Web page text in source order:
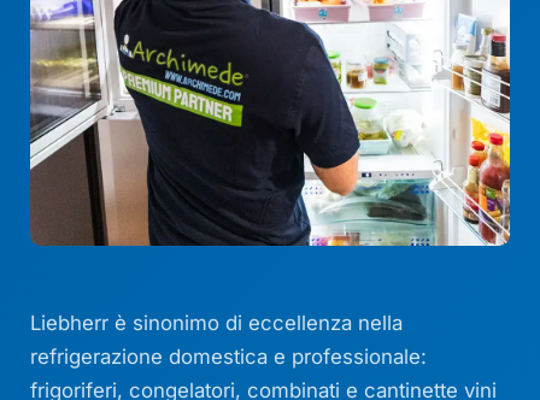
Liebherr è sinonimo di eccellenza nella
refrigerazione domestica e professionale:
frigoriferi, congelatori, combinati e cantinette vini